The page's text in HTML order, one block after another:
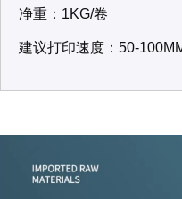
净重：1KG/卷
建议打印速度：50-